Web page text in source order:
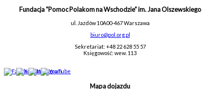
Fundacja “Pomoc Polakom na Wschodzie” im. Jana Olszewskiego
ul. Jazdów 10A00-467 Warszawa
biuro@pol.org.pl
Sekretariat: +48 22 628 55 57
Księgowość: wew. 113
Mapa dojazdu